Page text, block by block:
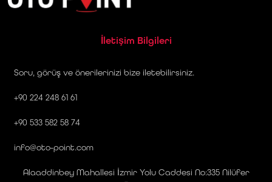
İletişim Bilgileri
Soru, görüş ve önerilerinizi bize iletebilirsiniz.
+90 224 248 61 61
+90 533 582 58 74
info@oto-point.com
Alaaddinbey Mahallesi İzmir Yolu Caddesi No:335 Nilüfer